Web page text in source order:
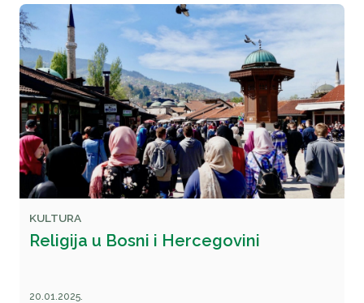
KULTURA
Religija u Bosni i Hercegovini
20.01.2025.